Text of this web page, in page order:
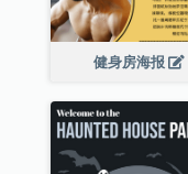
健身房海报